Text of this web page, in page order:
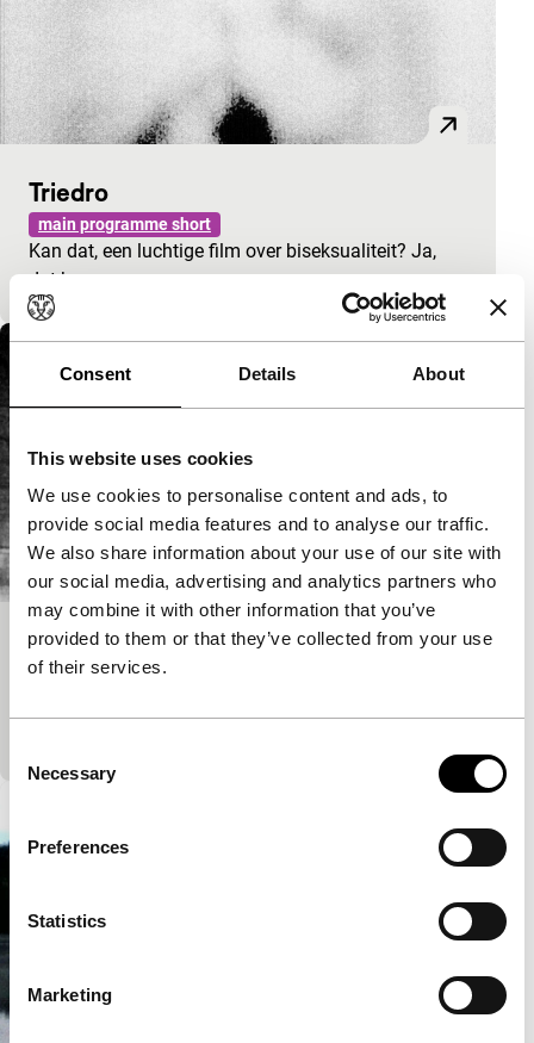
Consent Details About
This website uses cookies
We use cookies to personalise content and ads, to
provide social media features and to analyse our traffic.
We also share information about your use of our site with
our social media, advertising and analytics partners who
may combine it with other information that you’ve
provided to them or that they’ve collected from your use
of their services.
Selection
Necessary
Preferences
Statistics
Marketing
Triedro
main programme short
Kan dat, een luchtige film over biseksualiteit? Ja,
dat kan.
Blackout